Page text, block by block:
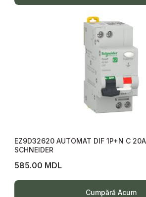
EZ9D32620 AUTOMAT DIF 1P+N C
SCHNEIDER
585.00 MDL
Cumpără Acum